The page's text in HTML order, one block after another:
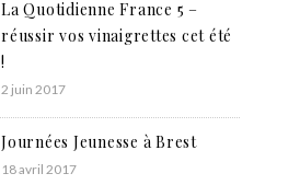
La Quotidienne France 5 –
réussir vos vinaigrettes cet été
!
2 juin 2017
Journées Jeunesse à Brest
18 avril 2017